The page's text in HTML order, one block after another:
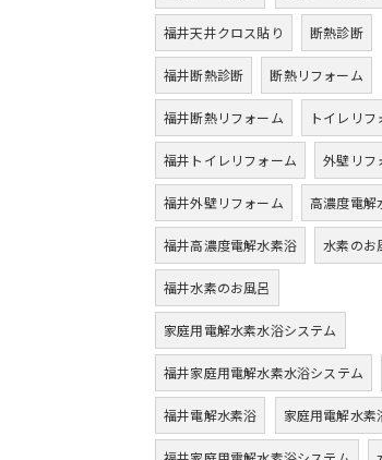
福井天井クロス貼り 断熱診断
福井断熱診断 断熱リフォーム
福井断熱リフォーム トイレリフ
福井トイレリフォーム 外壁リフ
福井外壁リフォーム 高濃度電解
福井高濃度電解水素浴 水素のお
福井水素のお風呂
家庭用電解水素水浴システム
福井家庭用電解水素水浴システム
福井電解水素浴 家庭用電解水素